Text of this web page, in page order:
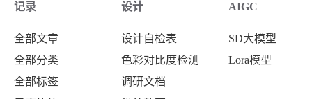
记录
全部文章
全部分类
全部标签
设计
设计自检表
色彩对比度检测
调研文档
AIGC
SD大模型
Lora模型